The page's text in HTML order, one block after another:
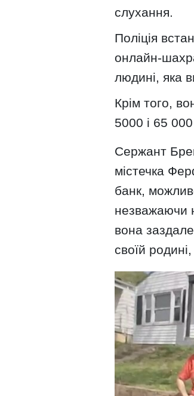
слухання.
Поліція
онлайн-
людині, яка
Крім того,
5000 і 65
Сержант
містечка
банк,
незважаючи
вона
своїй